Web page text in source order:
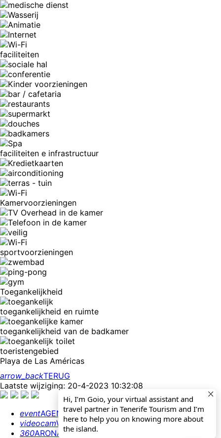
Hi, I’m Goio, your virtual assistant and
travel partner in Tenerife Tourism and I’m
here to help you on knowing more about
the island.
faciliteiten
faciliteiten e infrastructuur
Kamervoorzieningen
sportvoorzieningen
Toegankelijkheid
toegankelijkheid en ruimte
toegankelijkheid van de badkamer
toeristengebied
Playa de Las Américas
arrow_backTERUG
Laatste wijziging: 20-4-2023 10:32:08
eventAGENDA
videocamWEBCAMS
360ARONA 360º